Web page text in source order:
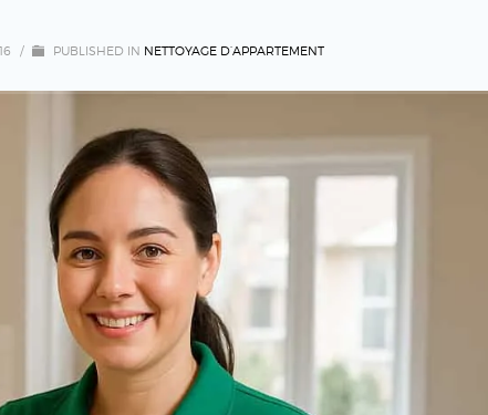
/ PUBLISHED IN NETTOYAGE D’APPARTEMENT